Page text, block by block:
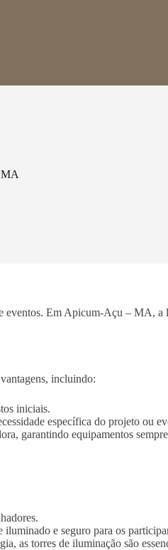
MA
Em Apicum-Açu – MA,
incluindo:
iniciais.
específica do projeto ou
garantindo equipamentos
e seguro para os
as torres de iluminação são